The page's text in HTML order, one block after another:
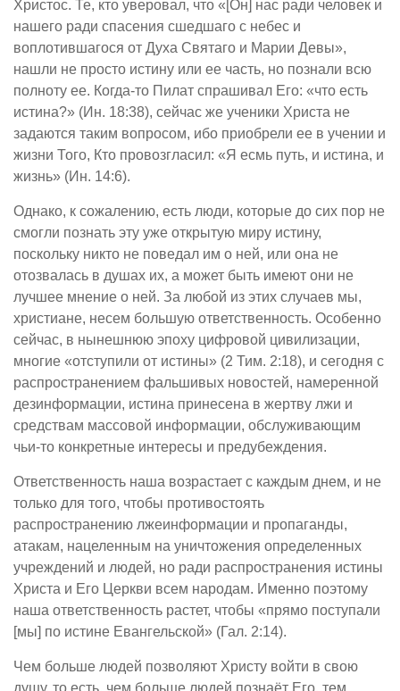
Христос. Те, кто уверовал, что «[Он] нас ради человек и
нашего ради спасения сшедшаго с небес и
воплотившагося от Духа Святаго и Марии Девы»,
нашли не просто истину или ее часть, но познали всю
полноту ее. Когда-то Пилат спрашивал Его: «что есть
истина?» (Ин. 18:38), сейчас же ученики Христа не
задаются таким вопросом, ибо приобрели ее в учении и
жизни Того, Кто провозгласил: «Я есмь путь, и истина, и
жизнь» (Ин. 14:6).
Однако, к сожалению, есть люди, которые до сих пор не
смогли познать эту уже открытую миру истину,
поскольку никто не поведал им о ней, или она не
отозвалась в душах их, а может быть имеют они не
лучшее мнение о ней. За любой из этих случаев мы,
христиане, несем большую ответственность. Особенно
сейчас, в нынешнюю эпоху цифровой цивилизации,
многие «отступили от истины» (2 Тим. 2:18), и сегодня с
распространением фальшивых новостей, намеренной
дезинформации, истина принесена в жертву лжи и
средствам массовой информации, обслуживающим
чьи-то конкретные интересы и предубеждения.
Ответственность наша возрастает с каждым днем, и не
только для того, чтобы противостоять
распространению лжеинформации и пропаганды,
атакам, нацеленным на уничтожения определенных
учреждений и людей, но ради распространения истины
Христа и Его Церкви всем народам. Именно поэтому
наша ответственность растет, чтобы «прямо поступали
[мы] по истине Евангельской» (Гал. 2:14).
Чем больше людей позволяют Христу войти в свою